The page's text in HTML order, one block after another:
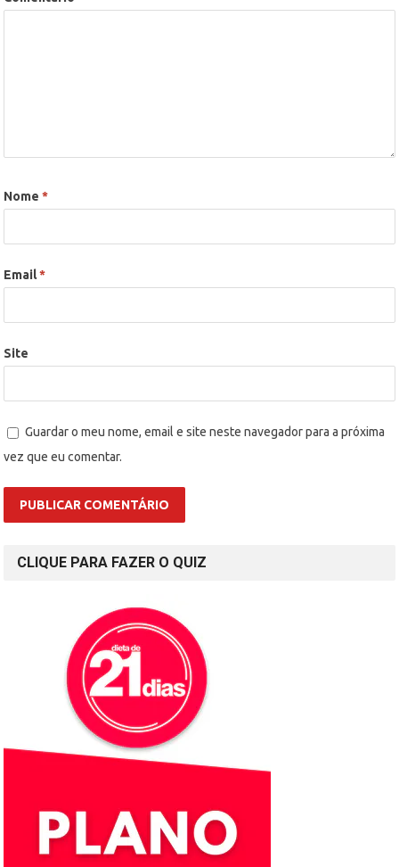
Nome*
Email*
Site
Guardar o meu nome, email e site neste navegador para a próxima
vez que eu comentar.
CLIQUE PARA FAZER O QUIZ